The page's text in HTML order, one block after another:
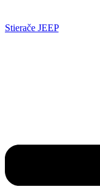
Stierače JEEP